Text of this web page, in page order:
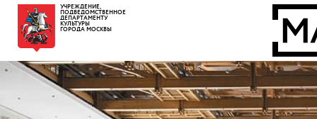
УЧРЕЖДЕНИЕ,
ПОДВЕДОМСТВЕННОЕ
ДЕПАРТАМЕНТУ
КУЛЬТУРЫ
ГОРОДА МОСКВЫ